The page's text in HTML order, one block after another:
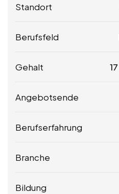
Standort
Berufsfeld
Gehalt 17
Angebotsende
Berufserfahrung
Branche
Bildung